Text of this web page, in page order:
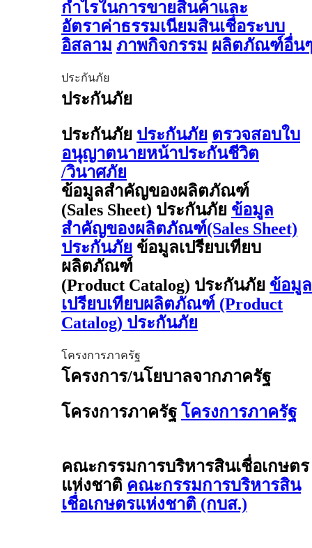
กำไรในการขายสินค้าและ
อัตราค่าธรรมเนียมสินเชื่อระบบ
อิสลาม ภาพกิจกรรม ผลิตภัณฑ์อื่น
ประกันภัย
ประกันภัย
ประกันภัย ประกันภัย ตรวจสอบใบ
อนุญาตนายหน้าประกันชีวิต
/วินาศภัย
ข้อมูลสำคัญของผลิตภัณฑ์
(Sales Sheet) ประกันภัย ข้อมูล
สำคัญของผลิตภัณฑ์(Sales Sheet)
ประกันภัย ข้อมูลเปรียบเทียบ
ผลิตภัณฑ์
(Product Catalog) ประกันภัย ข้อมูล
เปรียบเทียบผลิตภัณฑ์ (Product
Catalog) ประกันภัย
โครงการภาครัฐ
โครงการ/นโยบาลจากภาครัฐ
โครงการภาครัฐ โครงการภาครัฐ
คณะกรรมการบริหารสินเชื่อเกษตร
แห่งชาติ คณะกรรมการบริหารสิน
เชื่อเกษตรแห่งชาติ (กบส.)